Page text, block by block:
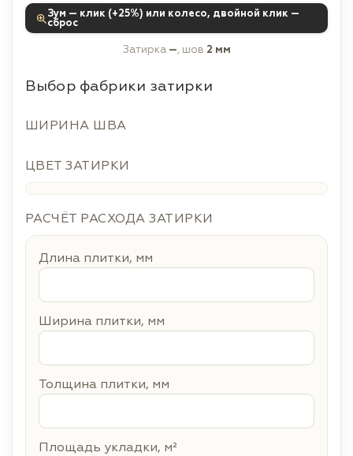
Зум — клик (+25%) или колесо, двойной клик —
сброс
Затирка —, шов 2 мм
Выбор фабрики затирки
ШИРИНА ШВА
ЦВЕТ ЗАТИРКИ
РАСЧЁТ РАСХОДА ЗАТИРКИ
Длина плитки, мм
Ширина плитки, мм
Толщина плитки, мм
Площадь укладки, м²